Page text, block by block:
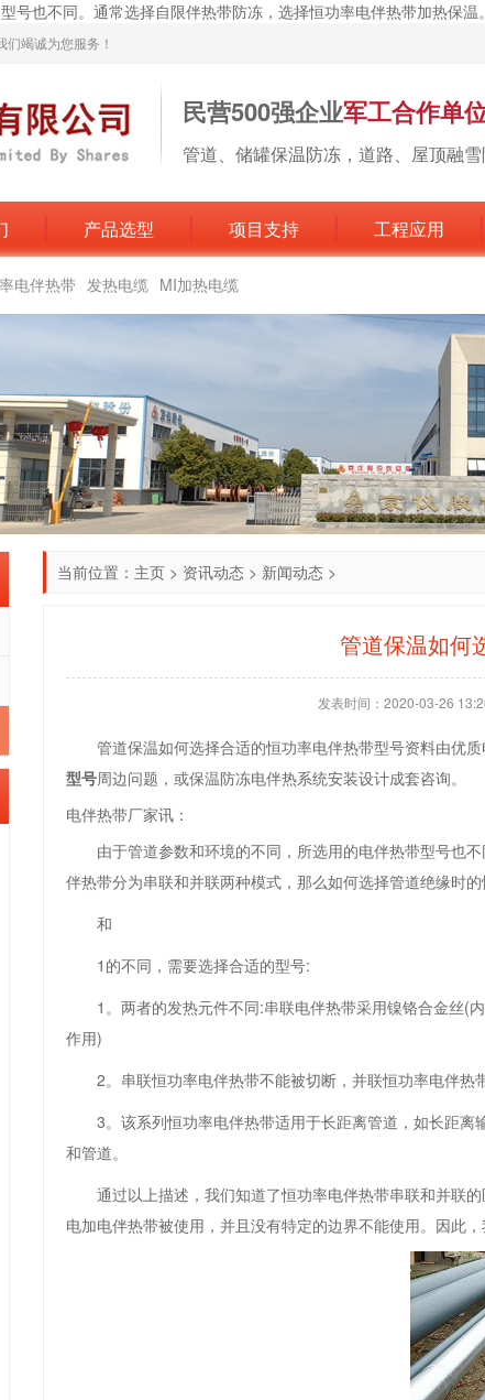
号也不同。通常选择自限伴热带防冻，选择恒功率电伴热带加热保
竭诚为您服务！
民营500强企业军工合作单
管道、储罐保温防冻，道路、屋顶融
产品选型 项目支持 工程应用
电伴热带 发热电缆 MI加热电缆
当前位置： 主页 > 资讯动态 > 新闻动态 >
管道保温如何
发表时间：2020-03-26
管道保温如何选择合适的恒功率电伴热带型号资料由优
型号周边问题，或保温防冻电伴热系统安装设计成套咨询。
电伴热带厂家讯：
由于管道参数和环境的不同，所选用的电伴热带型号也
伴热带分为串联和并联两种模式，那么如何选择管道绝缘时
和
1的不同，需要选择合适的型号:
1。两者的发热元件不同:串联电伴热带采用镍铬合金丝(
作用)
2。串联恒功率电伴热带不能被切断，并联恒功率电伴热
3。该系列恒功率电伴热带适用于长距离管道，如长距
和管道。
通过以上描述，我们知道了恒功率电伴热带串联和并联
电加电伴热带被使用，并且没有特定的边界不能使用。因此